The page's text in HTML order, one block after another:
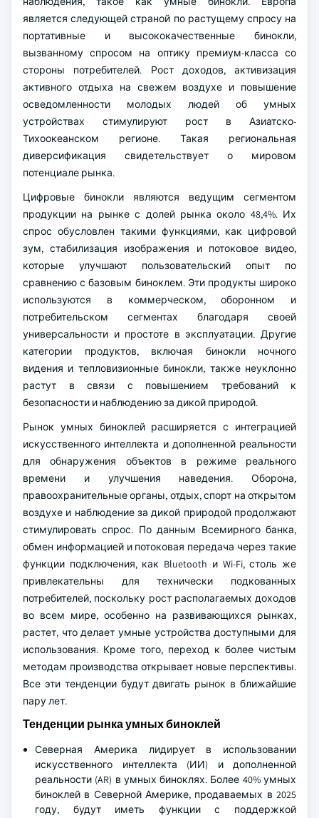
является следующей страной по растущему спросу на
портативные и высококачественные бинокли,
вызванному спросом на оптику премиум-класса со
стороны потребителей. Рост доходов, активизация
активного отдыха на свежем воздухе и повышение
осведомленности молодых людей об умных
устройствах стимулируют рост в Азиатско-
Тихоокеанском регионе. Такая региональная
диверсификация свидетельствует о мировом
потенциале рынка.
Цифровые бинокли являются ведущим сегментом
продукции на рынке с долей рынка около 48,4%. Их
спрос обусловлен такими функциями, как цифровой
зум, стабилизация изображения и потоковое видео,
которые улучшают пользовательский опыт по
сравнению с базовым биноклем. Эти продукты широко
используются в коммерческом, оборонном и
потребительском сегментах благодаря своей
универсальности и простоте в эксплуатации. Другие
категории продуктов, включая бинокли ночного
видения и тепловизионные бинокли, также неуклонно
растут в связи с повышением требований к
безопасности и наблюдению за дикой природой.
Рынок умных биноклей расширяется с интеграцией
искусственного интеллекта и дополненной реальности
для обнаружения объектов в режиме реального
времени и улучшения наведения. Оборона,
правоохранительные органы, отдых, спорт на открытом
воздухе и наблюдение за дикой природой продолжают
стимулировать спрос. По данным Всемирного банка,
обмен информацией и потоковая передача через такие
функции подключения, как Bluetooth и Wi-Fi, столь же
привлекательны для технически подкованных
потребителей, поскольку рост располагаемых доходов
во всем мире, особенно на развивающихся рынках,
растет, что делает умные устройства доступными для
использования. Кроме того, переход к более чистым
методам производства открывает новые перспективы.
Все эти тенденции будут двигать рынок в ближайшие
пару лет.
Тенденции рынка умных биноклей
Северная Америка лидирует в использовании
искусственного интеллекта (ИИ) и дополненной
реальности (AR) в умных биноклях. Более 40% умных
биноклей в Северной Америке, продаваемых в 2025
году, будут иметь функции с поддержкой